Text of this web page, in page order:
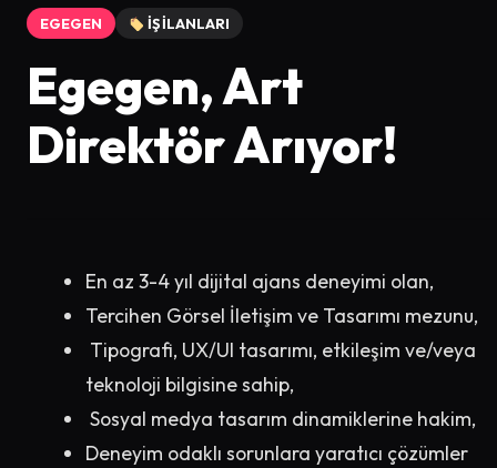
EGEGEN İŞ İLANLARI
Egegen, Art
Direktör Arıyor!
En az 3-4 yıl dijital ajans deneyimi olan,
Tercihen Görsel İletişim ve Tasarımı mezunu,
Tipografi, UX/UI tasarımı, etkileşim ve/veya
teknoloji bilgisine sahip,
Sosyal medya tasarım dinamiklerine hakim,
Deneyim odaklı sorunlara yaratıcı çözümler